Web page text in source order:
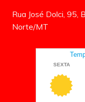
Rua José Dolci, 95,
Norte/MT